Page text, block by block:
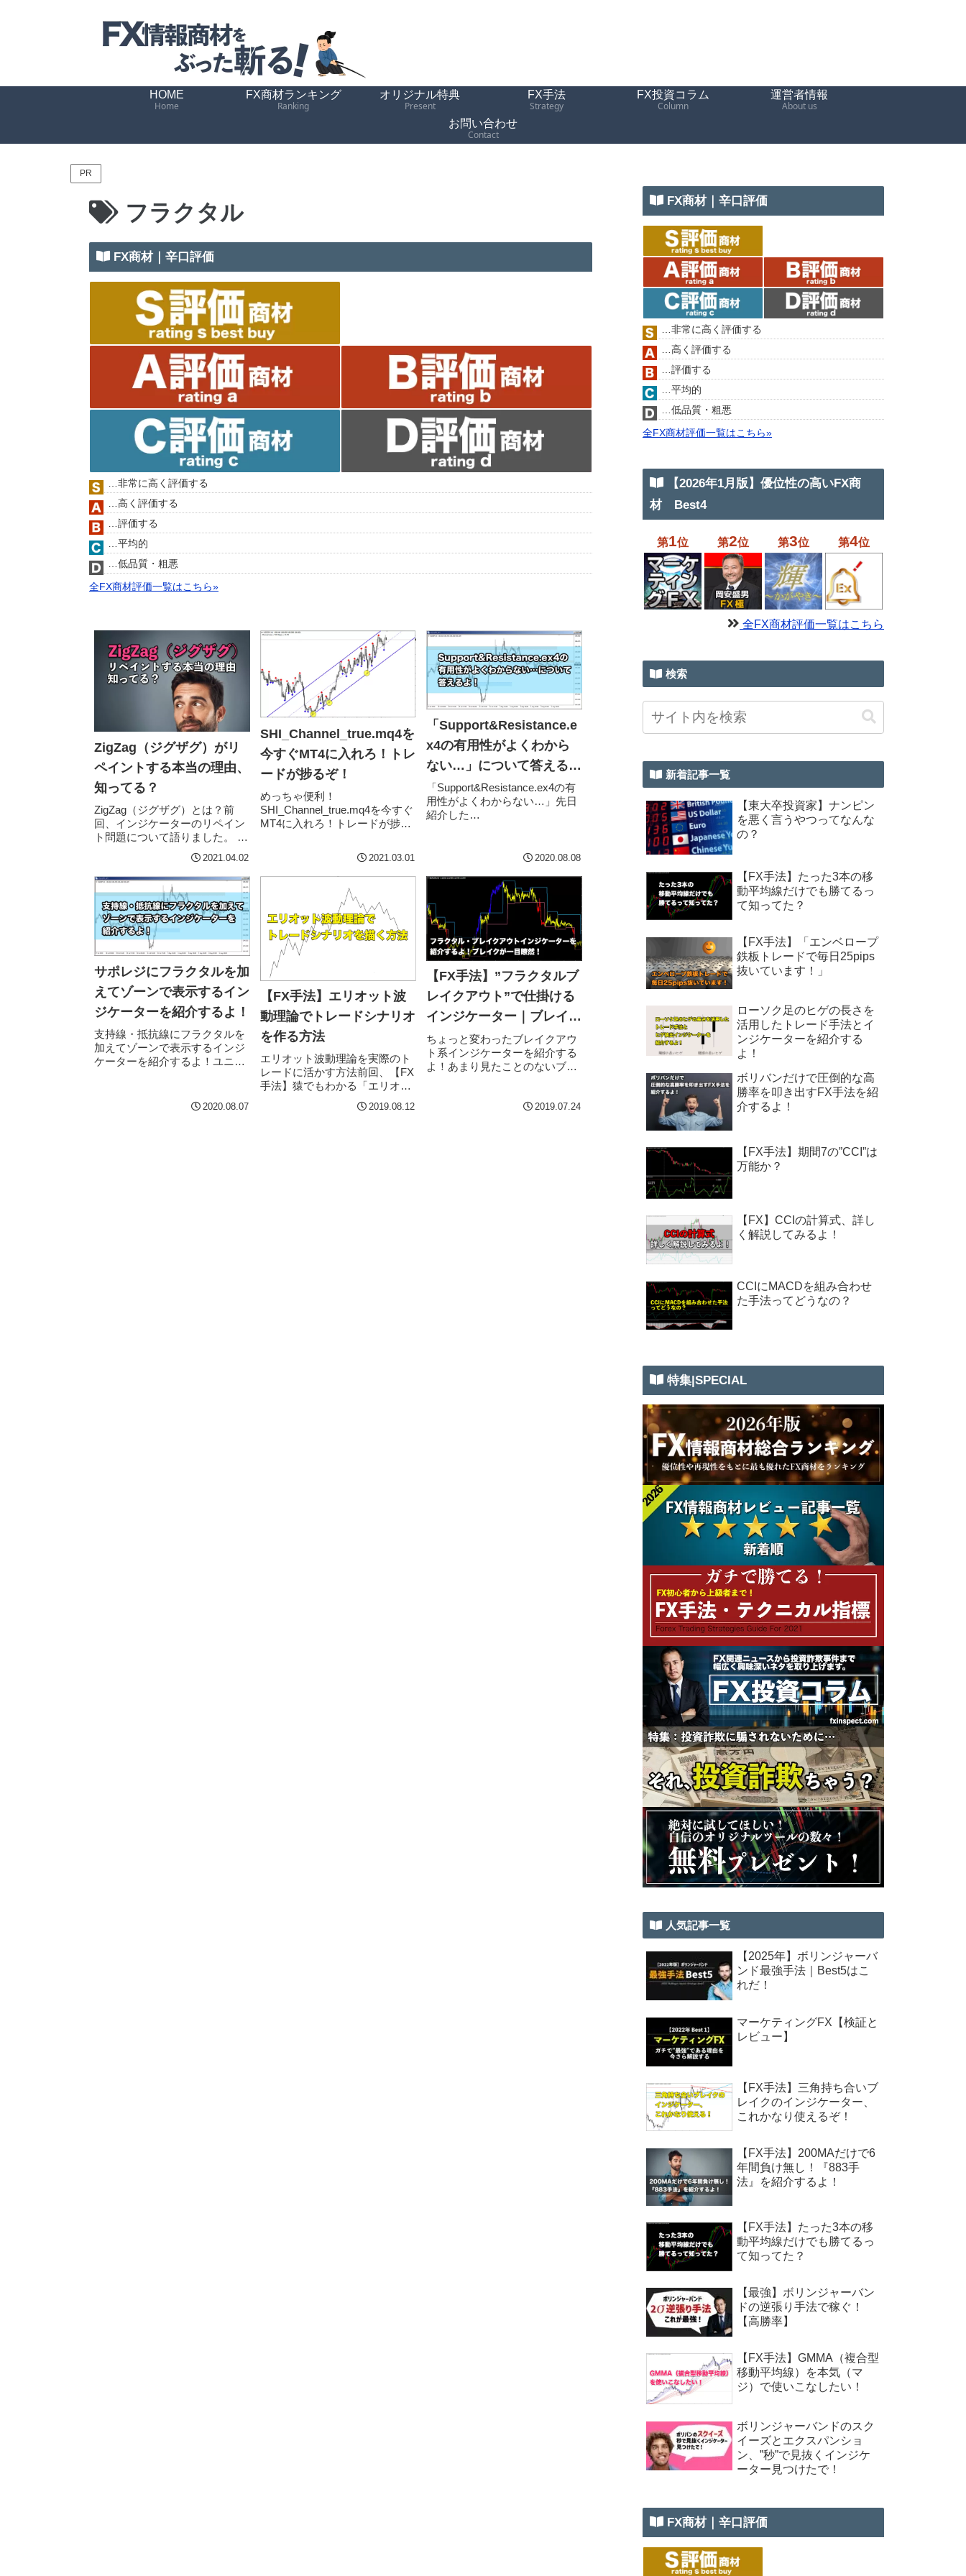
HOME
Home
FX商材ランキング
Ranking
オリジナル特典
Present
FX手法
Strategy
FX投資コラム
Column
運営者情報
About us
お問い合わせ
Contact
PR
フラクタル
FX商材｜辛口評価
…非常に高く評価する
…高く評価する
…評価する
…平均的
…低品質・粗悪
全FX商材評価一覧はこちら»
ZigZag（ジグザグ）がリ
ペイントする本当の理由、
知ってる？
ZigZag（ジグザグ）とは？前
回、インジケーターのリペイン
ト問題について語りました。 イ
ンジケーターのリペイント問題
とはなにか？知らなかったじゃ
すまされない！すべてのリペイ
ント系インジケーターが悪い...
2021.04.02
SHI_Channel_true.mq4を
今すぐMT4に入れろ！トレ
ードが捗るぞ！
めっちゃ便利！
SHI_Channel_true.mq4を今すぐ
MT4に入れろ！トレードが捗る
チャネルライン自動描写インジ
SHI_Channel_true.mq4。こ...
2021.03.01
「Support&Resistance.e
x4の有用性がよくわから
ない…」について答える
よ！
「Support&Resistance.ex4の有
用性がよくわからない…」先日
紹介した
のご質問をいただきました。で
2020.08.08
サポレジにフラクタルを加
えてゾーンで表示するイン
ジケーターを紹介するよ！
支持線・抵抗線にフラクタルを
加えてゾーンで表示するインジ
ケーターを紹介するよ！ユニー
Support&Resistance.ex4です。
2020.08.07
【FX手法】エリオット波
動理論でトレードシナリオ
を作る方法
エリオット波動理論を実際のト
レードに活かす方法前回、【FX
手法】猿でもわかる「エリオッ
ト波動理論」入門で、エリオッ
ト波動理論の基礎（定義）につ
2019.08.12
【FX手法】”フラクタルブ
レイクアウト”で仕掛ける
インジケーター｜ブレイク
が一目瞭然！
ちょっと変わったブレイクアウ
ト系インジケーターを紹介する
よ！あまり見たことのないブレ
2019.07.24
FX商材｜辛口評価
…非常に高く評価する
…高く評価する
…評価する
…平均的
…低品質・粗悪
全FX商材評価一覧はこちら»
【2026年1月版】優位性の高いFX商
材 Best4
第1位 第2位 第3位 第4位
全FX商材評価一覧はこちら
検索
新着記事一覧
【東大卒投資家】ナンピン
を悪く言うやつってなんな
の？
【FX手法】たった3本の移
動平均線だけでも勝てるっ
て知ってた？
【FX手法】「エンベロープ
鉄板トレードで毎日25pips
抜いています！」
ローソク足のヒゲの長さを
活用したトレード手法とイ
ンジケーターを紹介する
よ！
ボリバンだけで圧倒的な高
勝率を叩き出すFX手法を紹
介するよ！
【FX手法】期間7の”CCI”は
万能か？
【FX】CCIの計算式、詳し
く解説してみるよ！
CCIにMACDを組み合わせ
た手法ってどうなの？
特集|SPECIAL
人気記事一覧
【2025年】ボリンジャーバ
ンド最強手法｜Best5はこ
れだ！
マーケティングFX【検証と
レビュー】
【FX手法】三角持ち合いブ
レイクのインジケーター、
これかなり使えるぞ！
【FX手法】200MAだけで6
年間負け無し！『883手
法』を紹介するよ！
【FX手法】たった3本の移
動平均線だけでも勝てるっ
て知ってた？
【最強】ボリンジャーバン
ドの逆張り手法で稼ぐ！
【高勝率】
【FX手法】GMMA（複合型
移動平均線）を本気（マ
ジ）で使いこなしたい！
ボリンジャーバンドのスク
イーズとエクスパンショ
ン、”秒”で見抜くインジケ
ーター見つけたで！
FX商材｜辛口評価